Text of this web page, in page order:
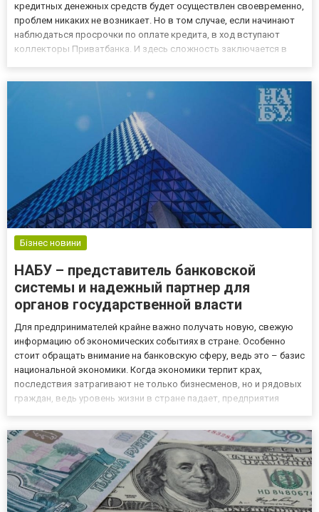
кредитных денежных средств будет осуществлен своевременно,
проблем никаких не возникает. Но в том случае, если начинают
наблюдаться просрочки по оплате кредита, в ход вступают
коллекторы Приватбанка. И здесь сложность заключается в
Бізнес новини
НАБУ – представитель банковской
системы и надежный партнер для
органов государственной власти
Для предпринимателей крайне важно получать новую, свежую
информацию об экономических событиях в стране. Особенно
стоит обращать внимание на банковскую сферу, ведь это – базис
национальной экономики. Когда экономики терпит крах,
последствия затрагивают не только бизнесменов, но и рядовых
граждан, ведь уровень жизни в стране падает, предприятия